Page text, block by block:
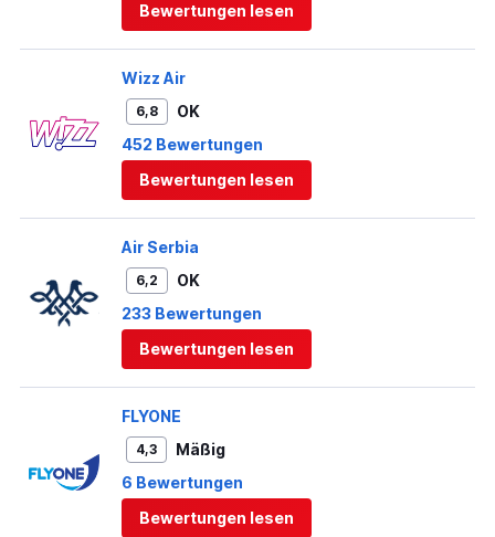
Bewertungen lesen
Wizz Air
6,8
OK
452 Bewertungen
Bewertungen lesen
Air Serbia
6,2
OK
233 Bewertungen
Bewertungen lesen
FLYONE
4,3
Mäßig
6 Bewertungen
Bewertungen lesen